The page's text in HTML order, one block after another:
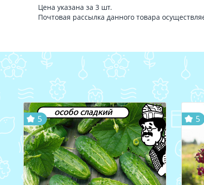
Цена указана за 3 шт.
Почтовая рассылка данного товара
особо сладкий
5 5